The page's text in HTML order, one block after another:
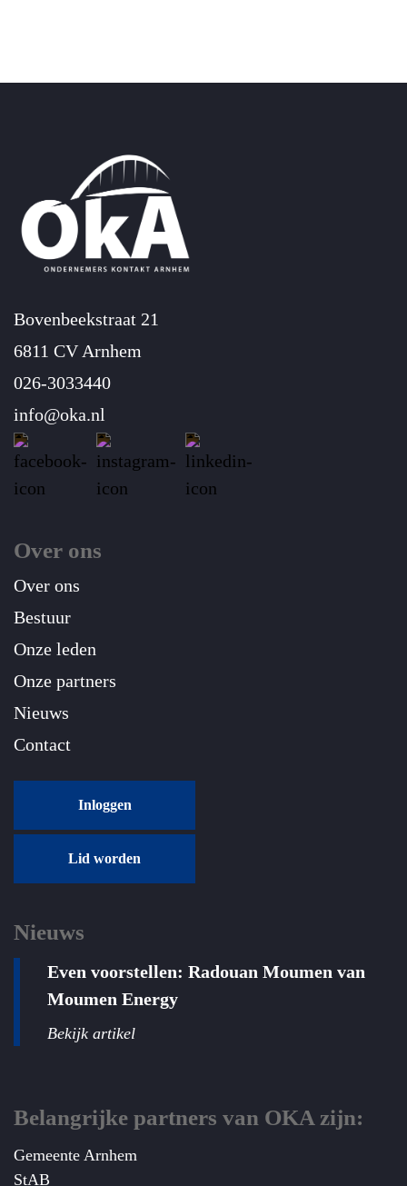
Bovenbeekstraat 21
6811 CV Arnhem
026-3033440
info@oka.nl
Over ons
Over ons
Bestuur
Onze leden
Onze partners
Nieuws
Contact
Inloggen
Lid worden
Nieuws
Even voorstellen: Radouan Moumen van
Moumen Energy
Bekijk artikel
Belangrijke partners van OKA zijn:
Gemeente Arnhem
StAB